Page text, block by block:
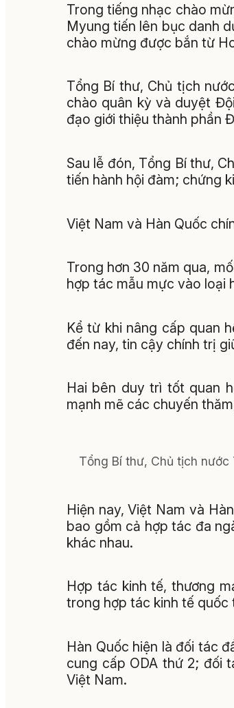
Trong tiếng nhạc chào
Myung tiến lên bục danh
chào mừng được bắn từ
Tổng Bí thư, Chủ tịch
chào quân kỳ và duyệt
đạo giới thiệu thành phần
Sau lễ đón, Tổng Bí thư,
tiến hành hội đàm; chứng
Việt Nam và Hàn Quốc
Trong hơn 30 năm qua,
hợp tác mẫu mực vào loại
Kể từ khi nâng cấp quan
đến nay, tin cậy chính trị
Hai bên duy trì tốt quan
mạnh mẽ các chuyến
Tổng Bí thư, Chủ tịch nước
Hiện nay, Việt Nam và
bao gồm cả hợp tác đa
khác nhau.
Hợp tác kinh tế, thương
trong hợp tác kinh tế quốc
Hàn Quốc hiện là đối tác
cung cấp ODA thứ 2; đối
Việt Nam.